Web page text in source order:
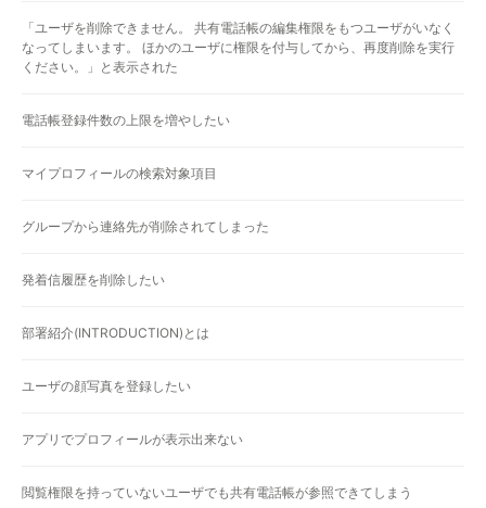
「ユーザを削除できません。 共有電話帳の編集権限をもつユーザがいなく
なってしまいます。 ほかのユーザに権限を付与してから、再度削除を実行
ください。」と表示された
電話帳登録件数の上限を増やしたい
マイプロフィールの検索対象項目
グループから連絡先が削除されてしまった
発着信履歴を削除したい
部署紹介(INTRODUCTION)とは
ユーザの顔写真を登録したい
アプリでプロフィールが表示出来ない
閲覧権限を持っていないユーザでも共有電話帳が参照できてしまう